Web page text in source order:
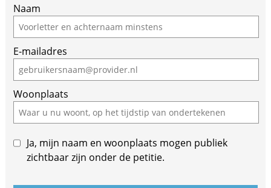
Naam
E-mailadres
Woonplaats
Ja, mijn naam en woonplaats mogen publiek
zichtbaar zijn onder de petitie.